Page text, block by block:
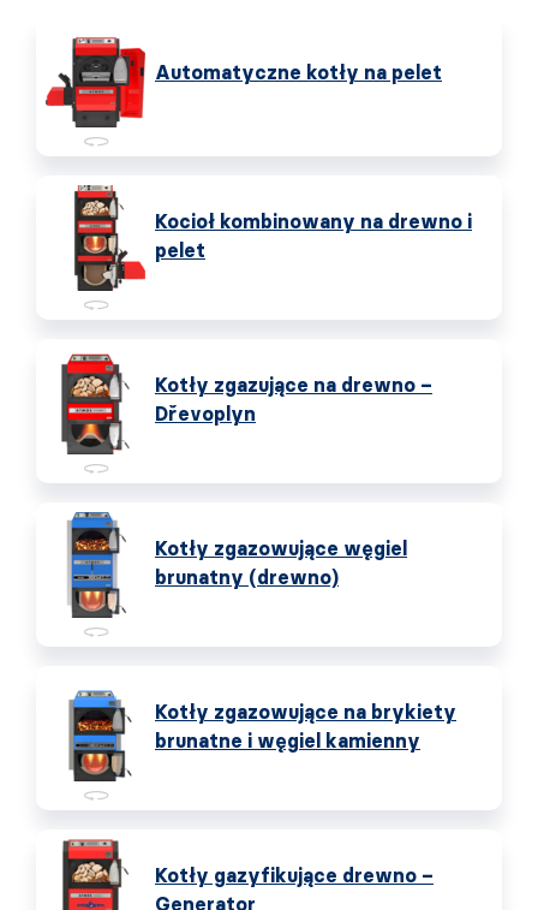
Automatyczne kotły na pelet
Kocioł kombinowany na drewno i
pelet
Kotły zgazujące na drewno –
Dřevoplyn
Kotły zgazowujące węgiel
brunatny (drewno)
Kotły zgazowujące na brykiety
brunatne i węgiel kamienny
Kotły gazyfikujące drewno –
Generator